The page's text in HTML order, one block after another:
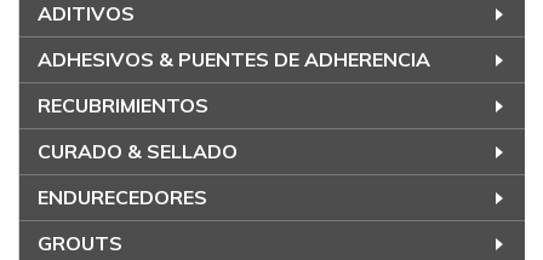
ADITIVOS
ADHESIVOS & PUENTES DE ADHERENCIA
RECUBRIMIENTOS
CURADO & SELLADO
ENDURECEDORES
GROUTS